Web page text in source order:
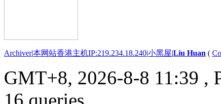
Archiver|本网站香港主机IP:219.234.18.240|小黑屋|Liu Huan (
GMT+8, 2026-8-8 11:39 ,
16 queries .